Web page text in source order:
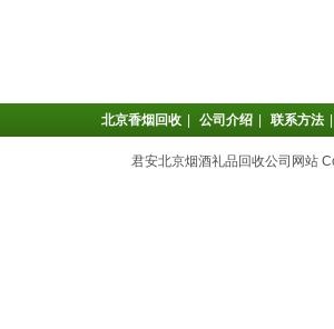
北京香烟回收 公司介绍 联系方法
君安北京烟酒礼品回收公司网站